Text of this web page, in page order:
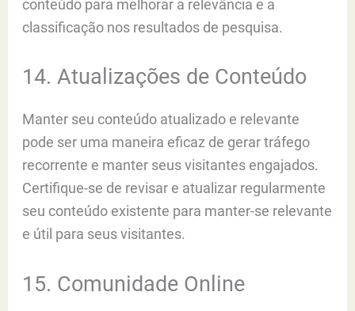
conteúdo para melhorar a relevância e a
classificação nos resultados de pesquisa.
14. Atualizações de Conteúdo
Manter seu conteúdo atualizado e relevante
pode ser uma maneira eficaz de gerar tráfego
recorrente e manter seus visitantes engajados.
Certifique-se de revisar e atualizar regularmente
seu conteúdo existente para manter-se relevante
e útil para seus visitantes.
15. Comunidade Online